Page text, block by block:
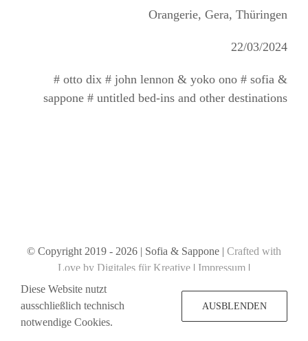
Login
Orangerie, Gera, Thüringen
22/03/2024
# otto dix # john lennon & yoko ono # sofia &
sappone # untitled bed-ins and other destinations
© Copyright 2019 - 2026 | Sofia & Sappone | Crafted with
Love by Digitales für Kreative | Impressum |
Diese Website nutzt
ausschließlich technisch
notwendige Cookies.
AUSBLENDEN